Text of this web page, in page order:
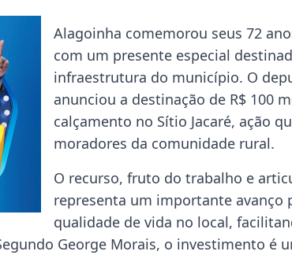
Alagoinha comemorou seus 72
com um presente especial
infraestrutura do município. O
anunciou a destinação de R$ 100
calçamento no Sítio Jacaré, ação
moradores da comunidade rural.
O recurso, fruto do trabalho e
representa um importante avanço
qualidade de vida no local,
George Morais, o investimento é